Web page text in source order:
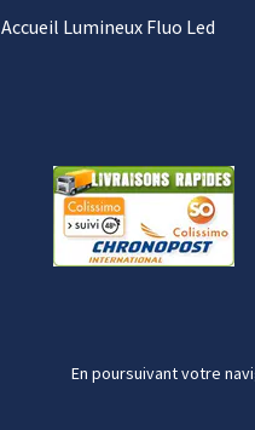
Accueil Lumineux Fluo Led
En poursuivant votre